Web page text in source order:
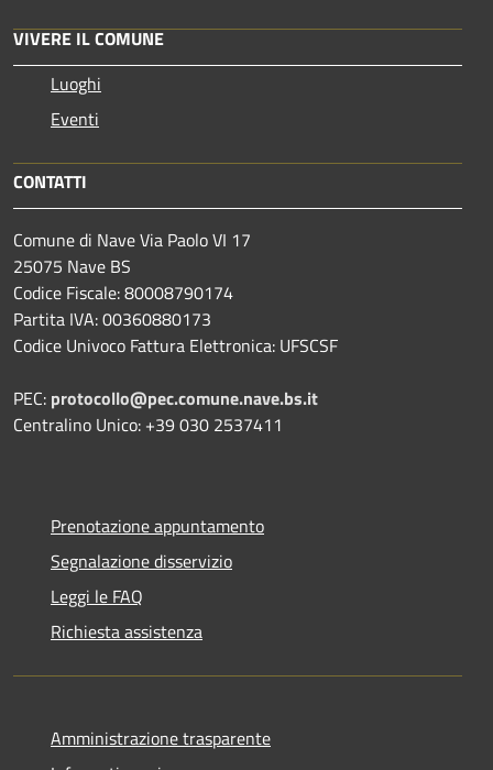
VIVERE IL COMUNE
Luoghi
Eventi
CONTATTI
Comune di Nave Via Paolo VI 17
25075 Nave BS
Codice Fiscale: 80008790174
Partita IVA: 00360880173
Codice Univoco Fattura Elettronica: UFSCSF
PEC: protocollo@pec.comune.nave.bs.it
Centralino Unico: +39 030 2537411
Prenotazione appuntamento
Segnalazione disservizio
Leggi le FAQ
Richiesta assistenza
Amministrazione trasparente